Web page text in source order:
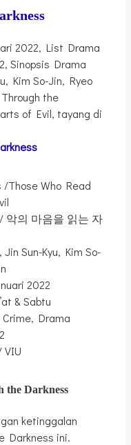
/Those Who Read
악의 마음을 읽는 자
Sun-Kyu, Kim So-
2022
& Sabtu
Drama
VIU
the Darkness
ketinggalan
Darkness ini.